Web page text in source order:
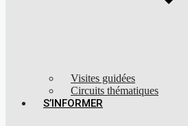
Visites guidées
Circuits thématiques
S’INFORMER